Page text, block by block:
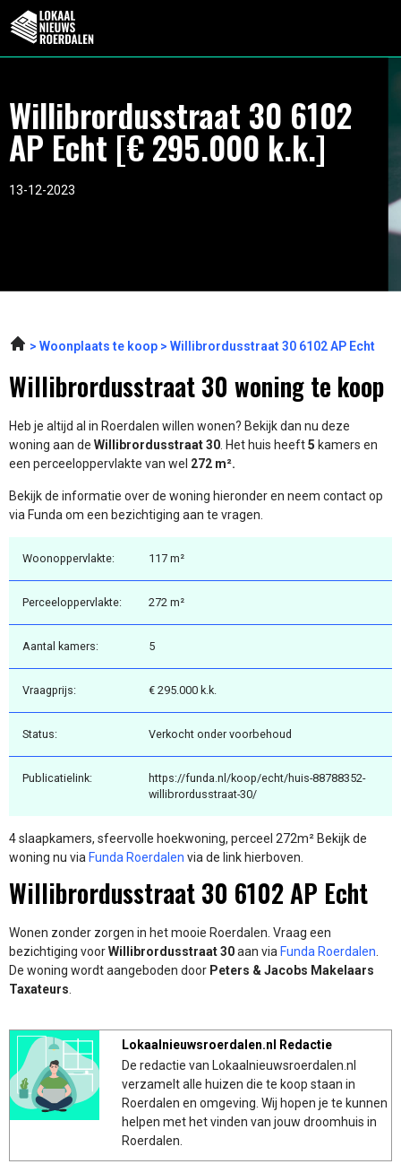
Willibrordusstraat 30 6102
AP Echt [€ 295.000 k.k.]
13-12-2023
Woonplaats te koop Willibrordusstraat 30 6102 AP Echt
Willibrordusstraat 30 woning te koop
Heb je altijd al in Roerdalen willen wonen? Bekijk dan nu deze
woning aan de Willibrordusstraat 30. Het huis heeft5 kamers en
een perceeloppervlakte van wel 272 m².
Bekijk de informatie over de woning hieronder en neem contact op
via Funda om een bezichtiging aan te vragen.
Woonoppervlakte: 117 m²
Perceeloppervlakte: 272 m²
Aantal kamers: 5
Vraagprijs: € 295.000 k.k.
Status: Verkocht onder voorbehoud
Publicatielink:
https://funda.nl/koop/echt/huis-88788352-
willibrordusstraat-30/
4 slaapkamers, sfeervolle hoekwoning, perceel 272m² Bekijk de
woning nu via Funda Roerdalen via de link hierboven.
Willibrordusstraat 30 6102 AP Echt
Wonen zonder zorgen in het mooie Roerdalen. Vraag een
bezichtiging voorWillibrordusstraat 30aan via Funda Roerdalen
De woning wordt aangeboden door Peters & Jacobs Makelaars
Taxateurs
Lokaalnieuwsroerdalen.nl Redactie
De redactie van Lokaalnieuwsroerdalen.nl
verzamelt alle huizen die te koop staan in
Roerdalen en omgeving. Wij hopen je te kunnen
helpen met het vinden van jouw droomhuis in
Roerdalen.